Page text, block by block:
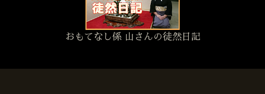
おもてなし係 山さんの徒然日記